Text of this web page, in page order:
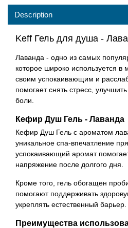
Description
Keff Гель для душа -
Лаванда - одно из самых
которое широко используется в
своим успокаивающим и
помогает снять стресс,
боли.
Кефир Душ Гель - Лаванда
Кефир Душ Гель с ароматом
уникальное спа-впечатление
успокаивающий аромат
напряжение после долгого дня.
Кроме того, гель обогащен
помогают поддерживать
укреплять естественный барьер.
Преимущества